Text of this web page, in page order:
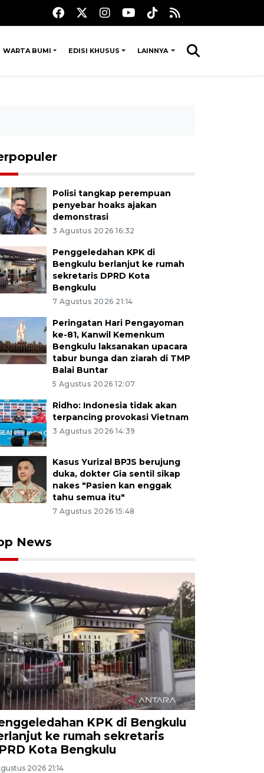
WARTA BUMI EDISI KHUSUS LAINNYA
Polisi tangkap perempuan
penyebar hoaks ajakan
demonstrasi
3 Agustus 2026 16:32
Penggeledahan KPK di
Bengkulu berlanjut ke rumah
sekretaris DPRD Kota
Bengkulu
7 Agustus 2026 21:14
Peringatan Hari Pengayoman
ke-81, Kanwil Kemenkum
Bengkulu laksanakan upacara
tabur bunga dan ziarah di TMP
Balai Buntar
5 Agustus 2026 12:07
Ridho: Indonesia tidak akan
terpancing provokasi Vietnam
3 Agustus 2026 14:39
Kasus Yurizal BPJS berujung
duka, dokter Gia sentil sikap
nakes "Pasien kan enggak
tahu semua itu"
7 Agustus 2026 15:48
News
KPK di Bengkulu
ke rumah sekretaris
Kota Bengkulu
2026 21:14